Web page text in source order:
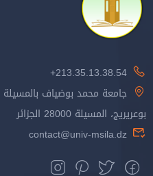
213.35.13.38.54+
جامعة محمد بوضياف
بوعريريج، المسيلة 28000 الجزائر
contact@univ-msila.dz